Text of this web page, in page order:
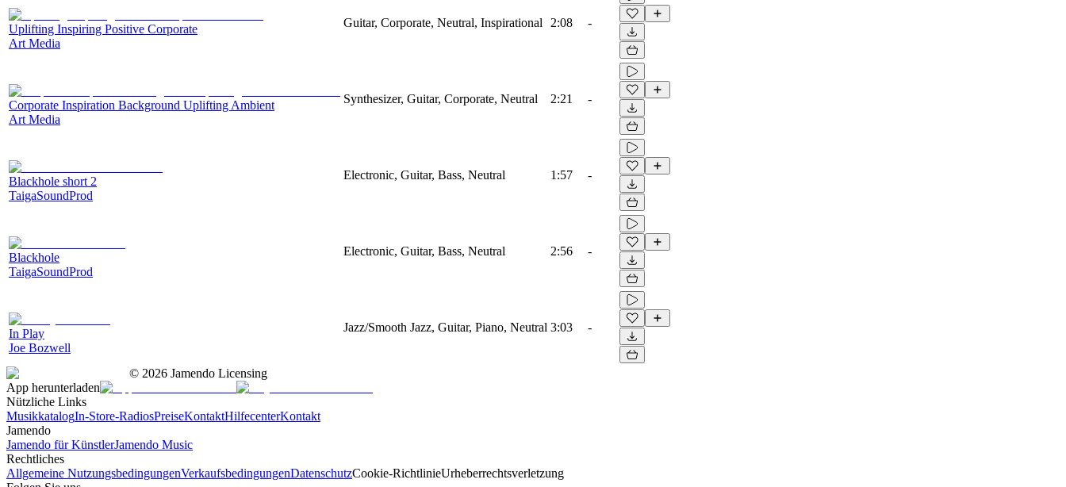
Uplifting Inspiring Positive Corporate
Art Media
Guitar, Corporate, Neutral, Inspirational 2:08 -
Corporate Inspiration Background Uplifting Ambient
Art Media
Synthesizer, Guitar, Corporate, Neutral 2:21 -
Blackhole short 2
TaigaSoundProd
Electronic, Guitar, Bass, Neutral 1:57 -
Blackhole
TaigaSoundProd
Electronic, Guitar, Bass, Neutral 2:56 -
In Play
Joe Bozwell
Jazz/Smooth Jazz, Guitar, Piano, Neutral 3:03 -
© 2026 Jamendo Licensing
App herunterladen
Nützliche Links
MusikkatalogIn-Store-RadiosPreiseKontaktHilfecenterKontakt
Jamendo
Jamendo für KünstlerJamendo Music
Rechtliches
Allgemeine NutzungsbedingungenVerkaufsbedingungenDatenschutzCookie-RichtlinieUrheberrechtsverletzung